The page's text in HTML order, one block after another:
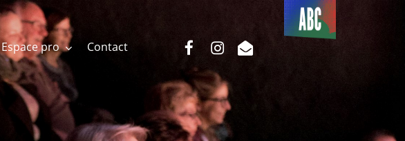
Espace pro Contact
Du côté
de l’ABC
facebookinstagram
email